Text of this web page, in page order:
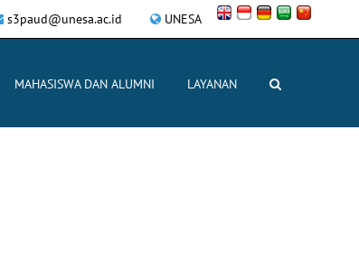
UNESA
s3paud@unesa.ac.id
MAHASISWA DAN ALUMNI LAYANAN